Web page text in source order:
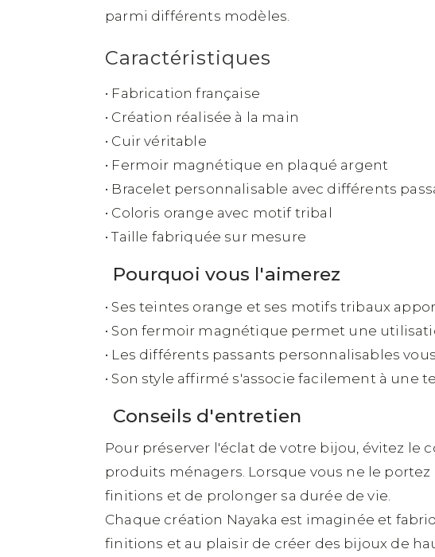
parmi différents modèles.
Caractéristiques
• Fabrication française
• Création réalisée à la main
• Cuir véritable
• Fermoir magnétique en plaqué argent
• Bracelet personnalisable avec différents
• Coloris orange avec motif tribal
• Taille fabriquée sur mesure
Pourquoi vous l'aimerez
• Ses teintes orange et ses motifs tribaux
• Son fermoir magnétique permet une
• Les différents passants personnalisables
• Son style affirmé s'associe facilement à
Conseils d'entretien
Pour préserver l'éclat de votre bijou, évitez le
produits ménagers. Lorsque vous ne le
finitions et de prolonger sa durée de vie.
Chaque création Nayaka est imaginée et
finitions et au plaisir de créer des bijoux de